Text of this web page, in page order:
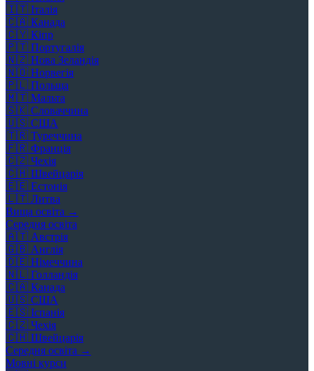
🇮🇹 Італія
🇨🇦 Канада
🇨🇾 Кіпр
🇵🇹 Португалія
🇳🇿 Нова Зеландія
🇳🇴 Норвегія
🇵🇱 Польща
🇲🇹 Мальта
🇸🇰 Словаччина
🇺🇸 США
🇹🇷 Туреччина
🇫🇷 Франція
🇨🇿 Чехія
🇨🇭 Швейцарія
🇪🇪 Естонія
🇱🇹 Литва
Вища освіта →
Середня освіта
🇦🇹 Австрія
🇬🇧 Англія
🇩🇪 Німеччина
🇳🇱 Голландія
🇨🇦 Канада
🇺🇸 США
🇪🇸 Іспанія
🇨🇿 Чехія
🇨🇭 Швейцарія
Середня освіта →
Мовні курси